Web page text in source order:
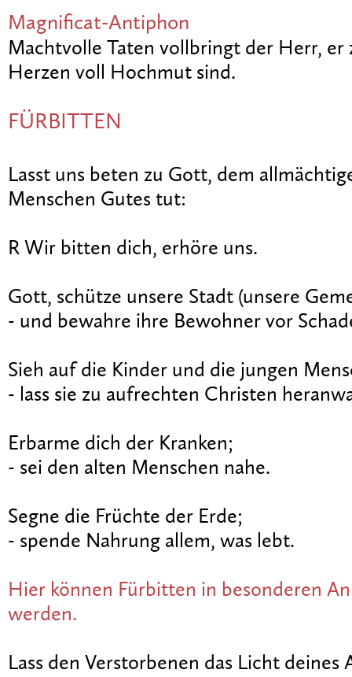
Magnificat-Antiphon
Machtvolle Taten vollbringt der Herr, er
Herzen voll Hochmut sind.
FÜRBITTEN
Lasst uns beten zu Gott, dem
Menschen Gutes tut:
R Wir bitten dich, erhöre uns.
Gott, schütze unsere Stadt (unsere
- und bewahre ihre Bewohner vor
Sieh auf die Kinder und die jungen
- lass sie zu aufrechten Christen
Erbarme dich der Kranken;
- sei den alten Menschen nahe.
Segne die Früchte der Erde;
- spende Nahrung allem, was lebt.
Hier können Fürbitten in besonderen
werden.
Lass den Verstorbenen das Licht deines